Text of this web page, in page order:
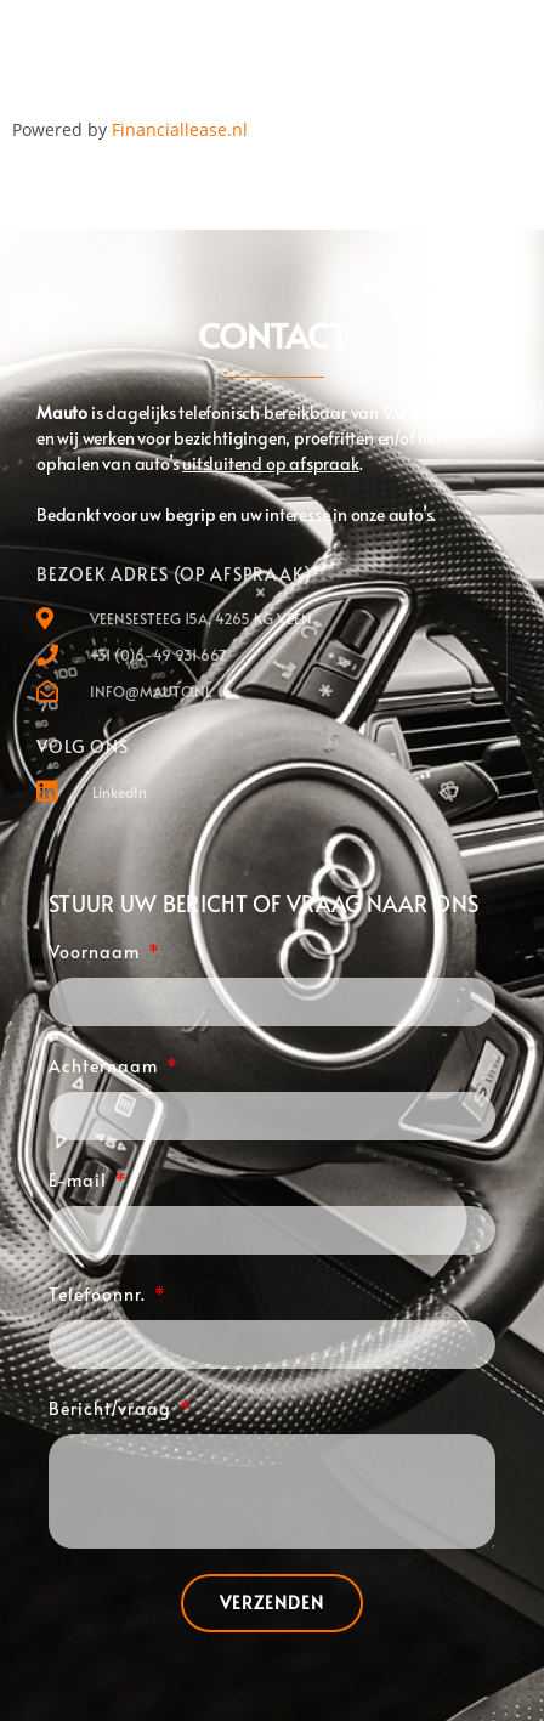
Powered by Financiallease.nl
CONTACT
Mauto is dagelijks telefonisch bereikbaar van 9.00-21.00 uur
en wij werken voor bezichtigingen, proefritten en/of het
ophalen van auto’suitsluitend op afspraak.
Bedankt voor uw begrip en uw interesse in onze auto’s.
BEZOEK ADRES (OP AFSPRAAK)
VEENSESTEEG 15A, 4265 KG VEEN
+31 (0)6-49 931 667
INFO@MAUTO.NL
VOLG ONS
LinkedIn
STUUR UW BERICHT OF VRAAG NAAR ONS
Voornaam
Achternaam
E-mail
Telefoonnr.
Bericht/vraag
VERZENDEN